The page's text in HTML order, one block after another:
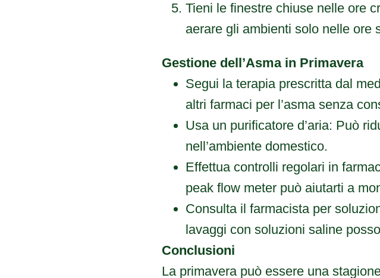
Tieni le finestre chiuse nelle ore
aerare gli ambienti solo nelle ore
Gestione dell’Asma in Primavera
Segui la terapia prescritta dal
altri farmaci per l’asma senza
Usa un purificatore d’aria: Può
nell’ambiente domestico.
Effettua controlli regolari in
peak flow meter può aiutarti a
Consulta il farmacista per
lavaggi con soluzioni saline
Conclusioni
La primavera può essere una